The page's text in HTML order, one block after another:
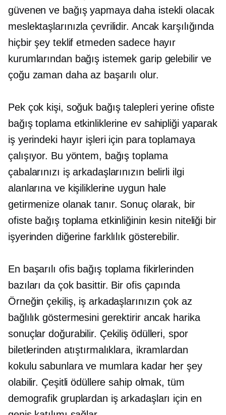
güvenen ve bağış yapmaya daha istekli olacak
meslektaşlarınızla çevrilidir. Ancak karşılığında
hiçbir şey teklif etmeden sadece hayır
kurumlarından bağış istemek garip gelebilir ve
çoğu zaman daha az başarılı olur.
Pek çok kişi, soğuk bağış talepleri yerine ofiste
bağış toplama etkinliklerine ev sahipliği yaparak
iş yerindeki hayır işleri için para toplamaya
çalışıyor. Bu yöntem, bağış toplama
çabalarınızı iş arkadaşlarınızın belirli ilgi
alanlarına ve kişiliklerine uygun hale
getirmenize olanak tanır. Sonuç olarak, bir
ofiste bağış toplama etkinliğinin kesin niteliği bir
işyerinden diğerine farklılık gösterebilir.
En başarılı ofis bağış toplama fikirlerinden
bazıları da çok basittir. Bir ofis çapında
Örneğin çekiliş, iş arkadaşlarınızın çok az
bağlılık göstermesini gerektirir ancak harika
sonuçlar doğurabilir. Çekiliş ödülleri, spor
biletlerinden atıştırmalıklara, ikramlardan
kokulu sabunlara ve mumlara kadar her şey
olabilir. Çeşitli ödüllere sahip olmak, tüm
demografik gruplardan iş arkadaşları için en